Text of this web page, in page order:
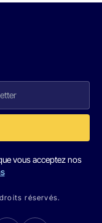
vous acceptez nos
réservés.